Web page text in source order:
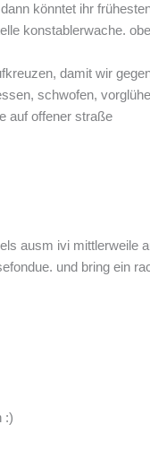
könntet ihr
konstablerwache.
damit wir
schwofen,
auf offener straße
ausm ivi mittlerweile
und bring ein
:)